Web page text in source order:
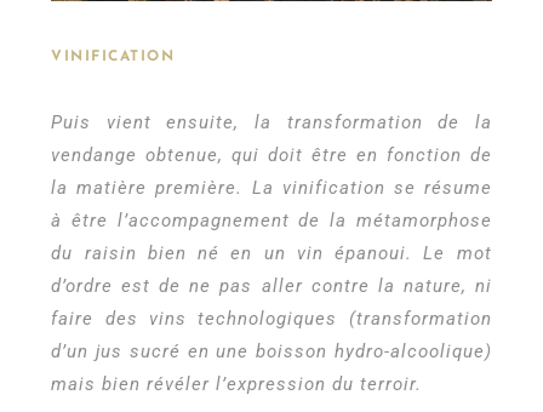
VINIFICATION
Puis vient ensuite, la transformation de la
vendange obtenue, qui doit être en fonction de
la matière première. La vinification se résume
à être l’accompagnement de la métamorphose
du raisin bien né en un vin épanoui. Le mot
d’ordre est de ne pas aller contre la nature, ni
faire des vins technologiques (transformation
d’un jus sucré en une boisson hydro-alcoolique)
mais bien révéler l’expression du terroir.